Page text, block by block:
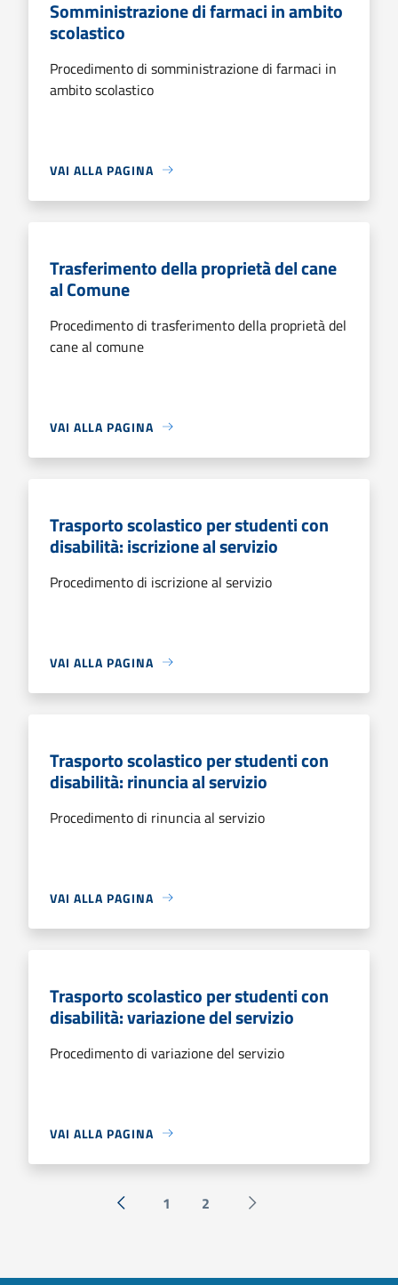
Somministrazione di farmaci in ambito
scolastico
Procedimento di somministrazione di farmaci in
ambito scolastico
VAI ALLA PAGINA
Trasferimento della proprietà del cane
al Comune
Procedimento di trasferimento della proprietà del
cane al comune
VAI ALLA PAGINA
Trasporto scolastico per studenti con
disabilità: iscrizione al servizio
Procedimento di iscrizione al servizio
VAI ALLA PAGINA
Trasporto scolastico per studenti con
disabilità: rinuncia al servizio
Procedimento di rinuncia al servizio
VAI ALLA PAGINA
Trasporto scolastico per studenti con
disabilità: variazione del servizio
Procedimento di variazione del servizio
VAI ALLA PAGINA
« Precedente
1 2 Successiva »